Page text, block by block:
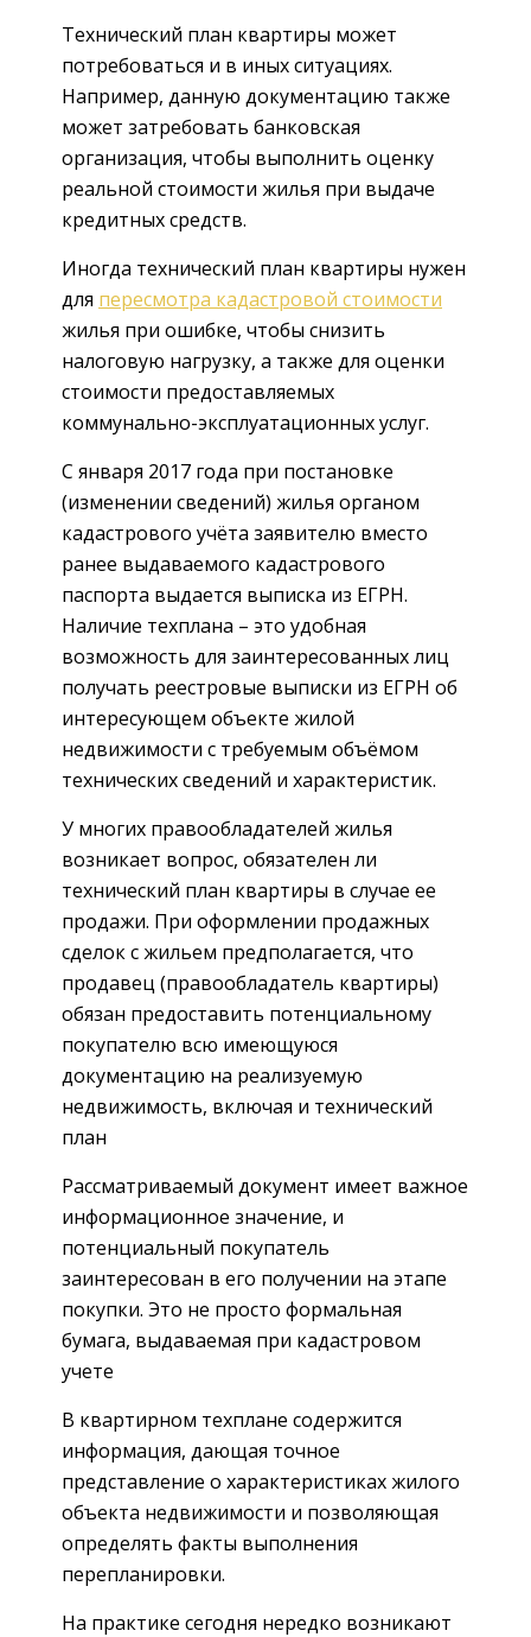
Технический план квартиры может
потребоваться и в иных ситуациях.
Например, данную документацию также
может затребовать банковская
организация, чтобы выполнить оценку
реальной стоимости жилья при выдаче
кредитных средств.
Иногда технический план квартиры нужен
для пересмотра кадастровой стоимости
жилья при ошибке, чтобы снизить
налоговую нагрузку, а также для оценки
стоимости предоставляемых
коммунально-эксплуатационных услуг.
С января 2017 года при постановке
(изменении сведений) жилья органом
кадастрового учёта заявителю вместо
ранее выдаваемого кадастрового
паспорта выдается выписка из ЕГРН.
Наличие техплана – это удобная
возможность для заинтересованных лиц
получать реестровые выписки из ЕГРН об
интересующем объекте жилой
недвижимости с требуемым объёмом
технических сведений и характеристик.
У многих правообладателей жилья
возникает вопрос, обязателен ли
технический план квартиры в случае ее
продажи. При оформлении продажных
сделок с жильем предполагается, что
продавец (правообладатель квартиры)
обязан предоставить потенциальному
покупателю всю имеющуюся
документацию на реализуемую
недвижимость, включая и технический
план
Рассматриваемый документ имеет важное
информационное значение, и
потенциальный покупатель
заинтересован в его получении на этапе
покупки. Это не просто формальная
бумага, выдаваемая при кадастровом
учете
В квартирном техплане содержится
информация, дающая точное
представление о характеристиках жилого
объекта недвижимости и позволяющая
определять факты выполнения
перепланировки.
На практике сегодня нередко возникают